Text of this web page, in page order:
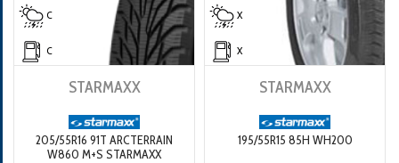
C
C
STARMAXX
205/55R16 91T ARCTERRAIN
W860 M+S STARMAXX
X
X
STARMAXX
195/55R15 85H WH200